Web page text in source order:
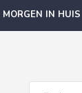
IN HUIS